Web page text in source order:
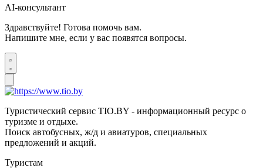
AI-консультант
Здравствуйте! Готова помочь вам.
Напишите мне, если у вас появятся вопросы.
Туристический сервис TIO.BY - информационный ресурс о
туризме и отдыхе.
Поиск автобусных, ж/д и авиатуров, специальных
предложений и акций.
Туристам